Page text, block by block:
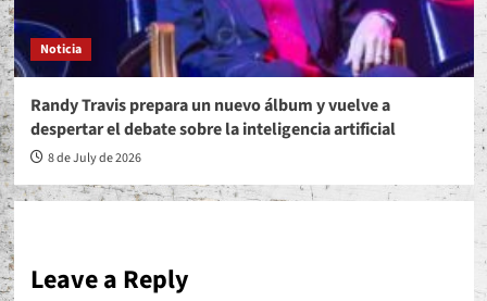
Noticia
Randy Travis prepara un nuevo álbum y vuelve a
despertar el debate sobre la inteligencia artificial
8 de July de 2026
Leave a Reply